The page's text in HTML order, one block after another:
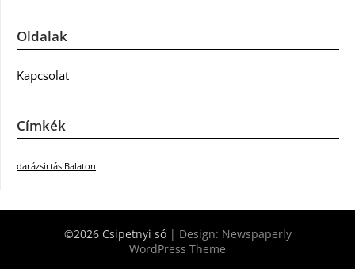
Oldalak
Kapcsolat
Címkék
darázsirtás Balaton
©2026 Csipetnyi só | Design: Newspaperly
WordPress Theme